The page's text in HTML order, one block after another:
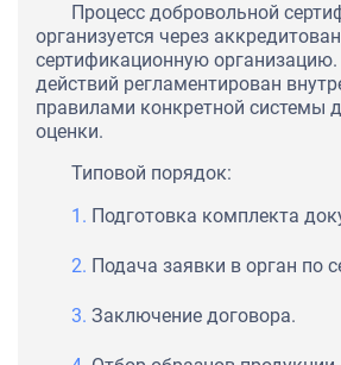
Процесс добровольной
организуется через
сертификационную
действий регламентирован
правилами конкретной системы
оценки.
Типовой порядок:
Подготовка комплекта
Подача заявки в орган по
Заключение договора.